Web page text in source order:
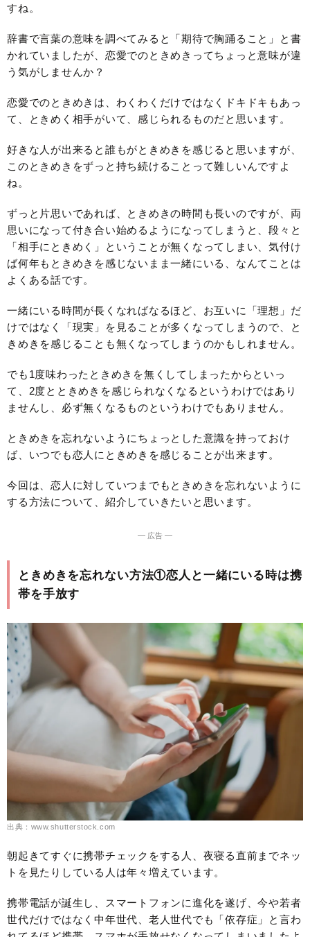
すね。
辞書で言葉の意味を調べてみると「期待で胸踊ること」と書
かれていましたが、恋愛でのときめきってちょっと意味が違
う気がしませんか？
恋愛でのときめきは、わくわくだけではなくドキドキもあっ
て、ときめく相手がいて、感じられるものだと思います。
好きな人が出来ると誰もがときめきを感じると思いますが、
このときめきをずっと持ち続けることって難しいんですよ
ね。
ずっと片思いであれば、ときめきの時間も長いのですが、両
思いになって付き合い始めるようになってしまうと、段々と
「相手にときめく」ということが無くなってしまい、気付け
ば何年もときめきを感じないまま一緒にいる、なんてことは
よくある話です。
一緒にいる時間が長くなればなるほど、お互いに「理想」だ
けではなく「現実」を見ることが多くなってしまうので、と
きめきを感じることも無くなってしまうのかもしれません。
でも1度味わったときめきを無くしてしまったからといっ
て、2度とときめきを感じられなくなるというわけではあり
ませんし、必ず無くなるものというわけでもありません。
ときめきを忘れないようにちょっとした意識を持っておけ
ば、いつでも恋人にときめきを感じることが出来ます。
今回は、恋人に対していつまでもときめきを忘れないように
する方法について、紹介していきたいと思います。
― 広告 ―
ときめきを忘れない方法①恋人と一緒にいる時は携
帯を手放す
出典：www.shutterstock.com
朝起きてすぐに携帯チェックをする人、夜寝る直前までネッ
トを見たりしている人は年々増えています。
携帯電話が誕生し、スマートフォンに進化を遂げ、今や若者
世代だけではなく中年世代、老人世代でも「依存症」と言わ